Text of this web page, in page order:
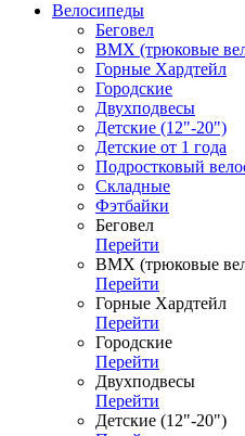
Велосипеды
Беговел
ВМХ (трюковые
Горные Хардтейл
Городские
Двухподвесы
Детские (12"-20")
Детские от 1 года
Подростковый
Складные
Фэтбайки
Беговел
Перейти
ВМХ (трюковые
Перейти
Горные Хардтейл
Перейти
Городские
Перейти
Двухподвесы
Перейти
Детские (12"-20")